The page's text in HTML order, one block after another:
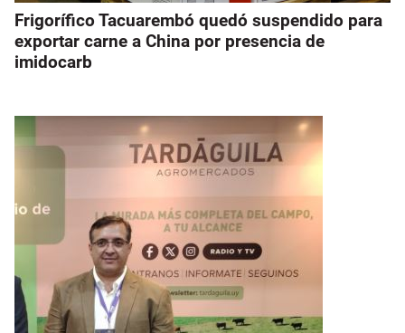
Frigorífico Tacuarembó quedó suspendido para
exportar carne a China por presencia de
imidocarb